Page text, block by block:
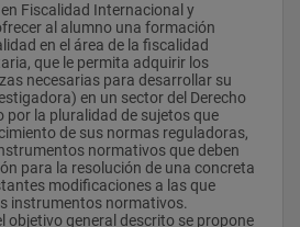
al alumno una formación
en el área de la fiscalidad
que le permita adquirir los
necesarias para desarrollar su
en un sector del Derecho
por la pluralidad de sujetos que
de sus normas reguladoras,
normativos que deben
para la resolución de una concreta
modificaciones a las que
instrumentos normativos.